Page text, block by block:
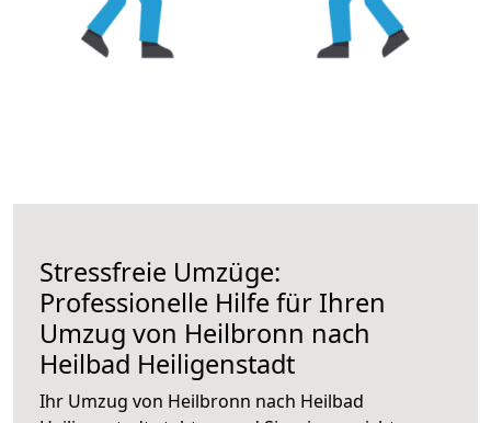
Stressfreie Umzüge:
Professionelle Hilfe für Ihren
Umzug von Heilbronn nach
Heilbad Heiligenstadt
Ihr Umzug von Heilbronn nach Heilbad